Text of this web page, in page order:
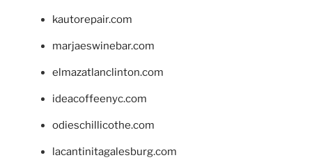
kautorepair.com
marjaeswinebar.com
elmazatlanclinton.com
ideacoffeenyc.com
odieschillicothe.com
lacantinitagalesburg.com